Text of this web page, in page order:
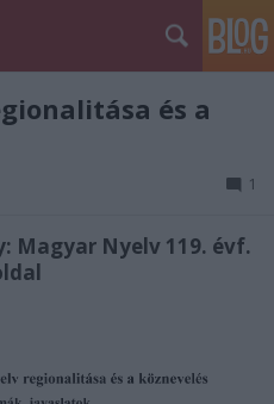
és a
1
Magyar Nyelv 119. évf.